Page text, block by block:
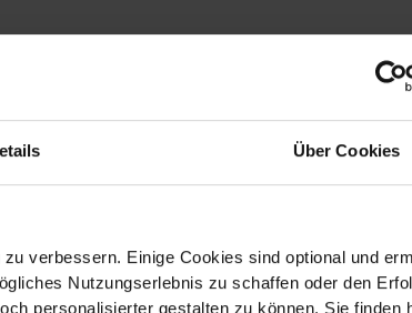
Über Cookies
verbessern. Einige Cookies sind optional und
Nutzungserlebnis zu schaffen oder den
personalisierter gestalten zu können. Sie finden
mit dem Online-Training „Die eigene
Ingenieure und Führungskräfte,
von Hettl Consult, konzipiert.